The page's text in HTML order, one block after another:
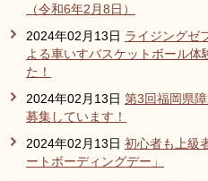
（令和6年2月8日）
2024年02月13日 ライジングゼ
よる車いすバスケットボール体
た！
2024年02月13日 第3回福岡県
募集しています！
2024年02月13日 初心者も上級
ートボーディングデー」